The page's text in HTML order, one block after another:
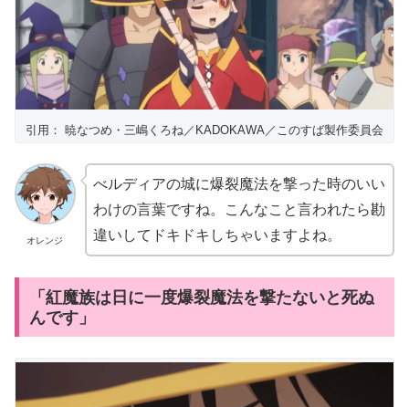
引用： 暁なつめ・三嶋くろね／KADOKAWA／このすば製作委員会
オレンジ
べルディアの城に爆裂魔法を撃った時のいい
わけの言葉ですね。こんなこと言われたら勘
違いしてドキドキしちゃいますよね。
「紅魔族は日に一度爆裂魔法を撃たないと死ぬ
んです」